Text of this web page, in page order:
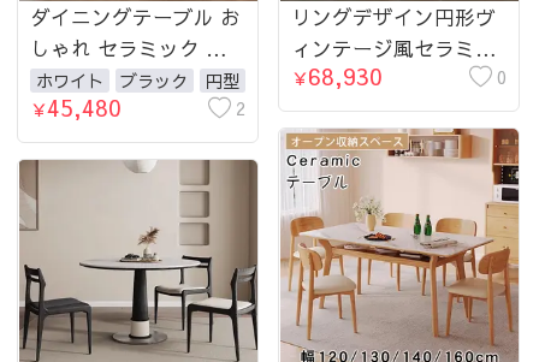
ダイニングテーブル お
しゃれ セラミック 食
卓4人用 6人用 4人 ホワ
イト ブラック 大理石
柄 幅120 140 160
180cm おしゃれ ダイニ
ング
ホワイト ブラック
円型
￥45,480 2
リングデザイン円形ヴ
ィンテージ風セラミッ
ク天板ダイニングテー
ブル 中古調 小さめサ
イズ レトロモダン hjj-
3670
￥68,930 0